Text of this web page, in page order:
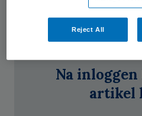
Na
artikel
Reject All